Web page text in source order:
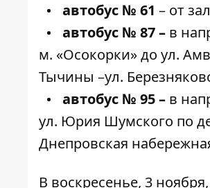
автобус № 61 – от
автобус № 87 – в
м. «Осокорки» до ул.
Тычины –ул.
автобус № 95 – в
ул. Юрия Шумского по
Днепровская
В воскресенье, 3 ноября,